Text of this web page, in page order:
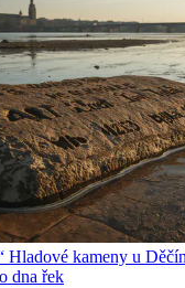
Hladové kameny u
dna řek